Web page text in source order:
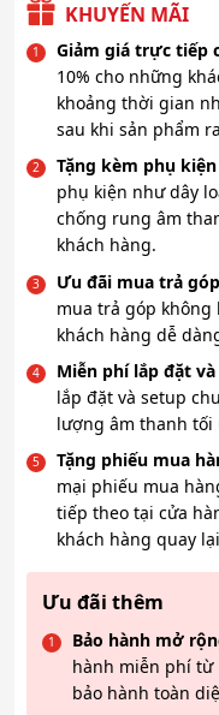
KHUYẾN MÃI
Giảm giá trực tiếp
10% cho những
khoảng thời gian
sau khi sản phẩm
Tặng kèm phụ
phụ kiện như dây
chống rung âm
khách hàng.
Ưu đãi mua trả
mua trả góp
khách hàng dễ
Miễn phí lắp đặt
lắp đặt và setup
lượng âm thanh tối
Tặng phiếu mua
mại phiếu mua
tiếp theo tại cửa
khách hàng quay
Ưu đãi thêm
Bảo hành mở
hành miễn phí từ
bảo hành toàn